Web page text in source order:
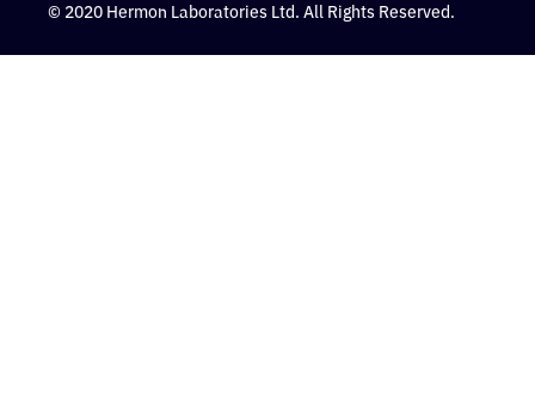
© 2020 Hermon Laboratories Ltd. All Rights Reserved.